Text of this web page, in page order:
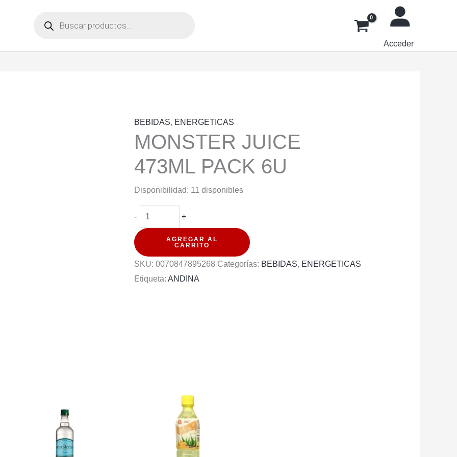
productos
Acceder
BEBIDAS, ENERGETICAS
MONSTER JUICE
473ML PACK 6U
Disponibilidad: 11 disponibles
-
MONSTER
JUICE
PACK
+
AGREGAR AL
CARRITO
SKU:0070847895268 Categorías: BEBIDAS, ENERGETICAS
Etiqueta:ANDINA